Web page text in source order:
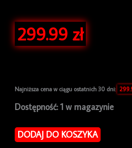
299.99 zł
Najniższa cena w ciągu ostatnich 30 dni:
Dostępność: 1 w magazynie
ilość
piłkarska
Olympique
DODAJ DO KOSZYKA